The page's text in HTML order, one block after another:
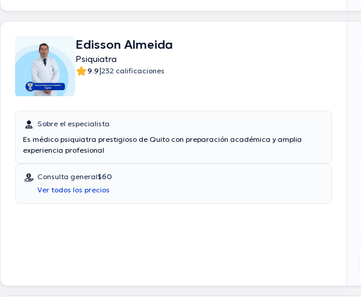
Edisson Almeida
Psiquiatra
9.9|232 calificaciones
Sobre el especialista
Es médico psiquiatra prestigioso de Quito con preparación académica y amplia
experiencia profesional
Consulta general$60
Ver todos los precios